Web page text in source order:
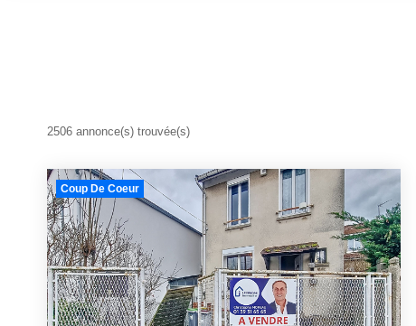
2506 annonce(s) trouvée(s)
Coup De Coeur